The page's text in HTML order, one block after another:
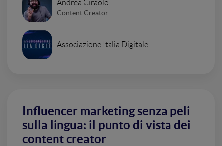
Andrea Ciraolo
Content Creator
Associazione Italia Digitale
Influencer marketing senza peli
sulla lingua: il punto di vista dei
content creator